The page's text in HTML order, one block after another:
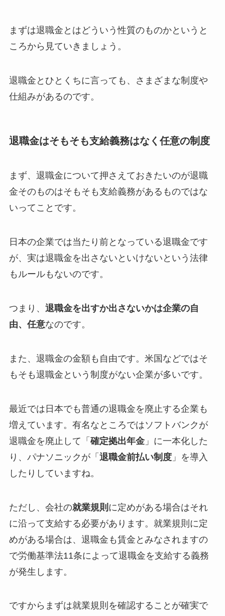
まずは退職金とはどういう性質のものかというと
ころから見ていきましょう。
退職金とひとくちに言っても、さまざまな制度や
仕組みがあるのです。
退職金はそもそも支給義務はなく任意の制度
まず、退職金について押さえておきたいのが退職
金そのものはそもそも支給義務があるものではな
いってことです。
日本の企業では当たり前となっている退職金です
が、実は退職金を出さないといけないという法律
もルールもないのです。
つまり、 退職金を出すか出さないかは企業の自
由、任意なのです。
また、退職金の金額も自由です。米国などではそ
もそも退職金という制度がない企業が多いです。
最近では日本でも普通の退職金を廃止する企業も
増えています。有名なところではソフトバンクが
退職金を廃止して「 確定拠出年金」に一本化した
り、パナソニックが「 退職金前払い制度」を導入
したりしていますね。
ただし、会社の就業規則 に定めがある場合はそれ
に沿って支給する必要があります。就業規則に定
めがある場合は、退職金も賃金とみなされますの
で労働基準法11条によって退職金を支給する義務
が発生します。
ですからまずは就業規則を確認することが確実で